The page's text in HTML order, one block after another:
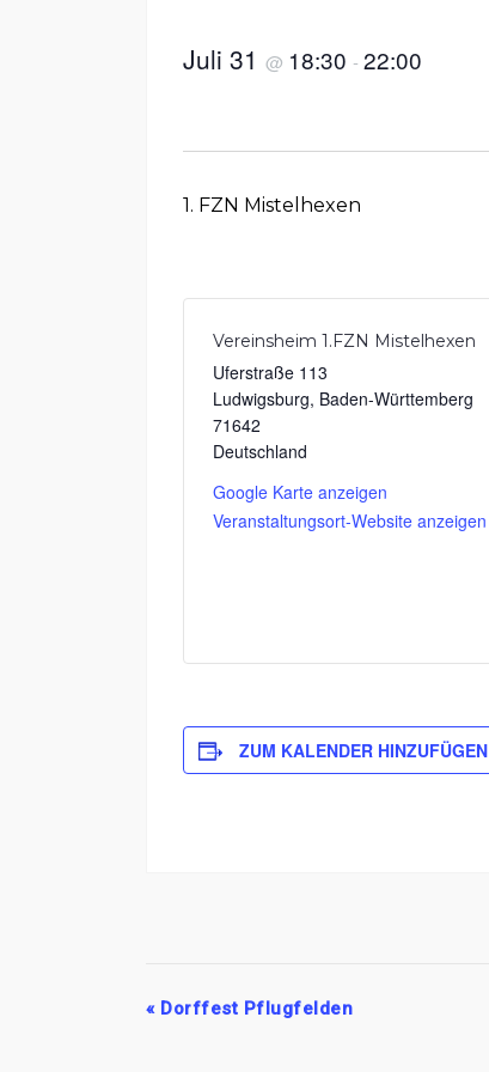
Juli 31 @ 18:30 - 22:00
1. FZN Mistelhexen
Vereinsheim 1.FZN Mistelhexen
Uferstraße 113
Ludwigsburg, Baden-Württemberg
71642
Deutschland
Google Karte anzeigen
Veranstaltungsort-Website anzeigen
ZUM KALENDER HINZUFÜGEN
V
«Dorffest Pflugfelden